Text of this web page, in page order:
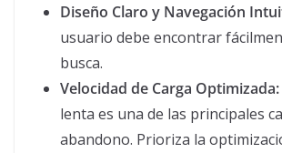
Diseño Claro y Navegación
usuario debe encontrar
busca.
Velocidad de Carga Optimizada:
lenta es una de las principales
abandono. Prioriza la